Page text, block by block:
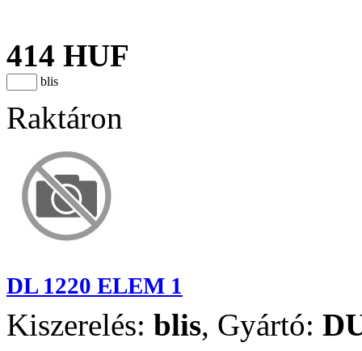
414 HUF
blis
Raktáron
DL 1220 ELEM 1
Kiszerelés: blis, Gyártó: